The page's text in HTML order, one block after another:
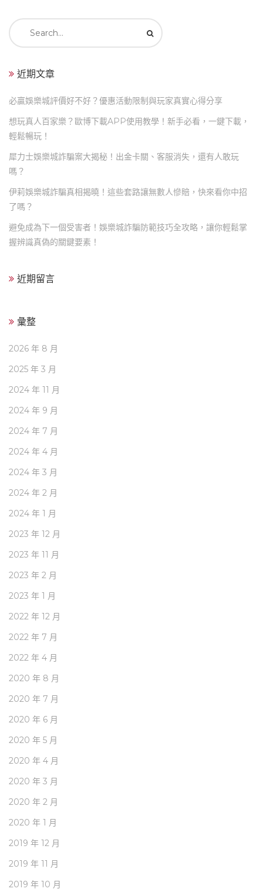
Search
for:
近期文章
必贏娛樂城評價好不好？優惠活動限制與玩家真實心得分享
想玩真人百家樂？歐博下載APP使用教學！新手必看，一鍵下載，
輕鬆暢玩！
犀力士娛樂城詐騙案大揭秘！出金卡關、客服消失，還有人敢玩
嗎？
伊莉娛樂城詐騙真相揭曉！這些套路讓無數人慘賠，快來看你中招
了嗎？
避免成為下一個受害者！娛樂城詐騙防範技巧全攻略，讓你輕鬆掌
握辨識真偽的關鍵要素！
近期留言
彙整
2026 年 8 月
2025 年 3 月
2024 年 11 月
2024 年 9 月
2024 年 7 月
2024 年 4 月
2024 年 3 月
2024 年 2 月
2024 年 1 月
2023 年 12 月
2023 年 11 月
2023 年 2 月
2023 年 1 月
2022 年 12 月
2022 年 7 月
2022 年 4 月
2020 年 8 月
2020 年 7 月
2020 年 6 月
2020 年 5 月
2020 年 4 月
2020 年 3 月
2020 年 2 月
2020 年 1 月
2019 年 12 月
2019 年 11 月
2019 年 10 月